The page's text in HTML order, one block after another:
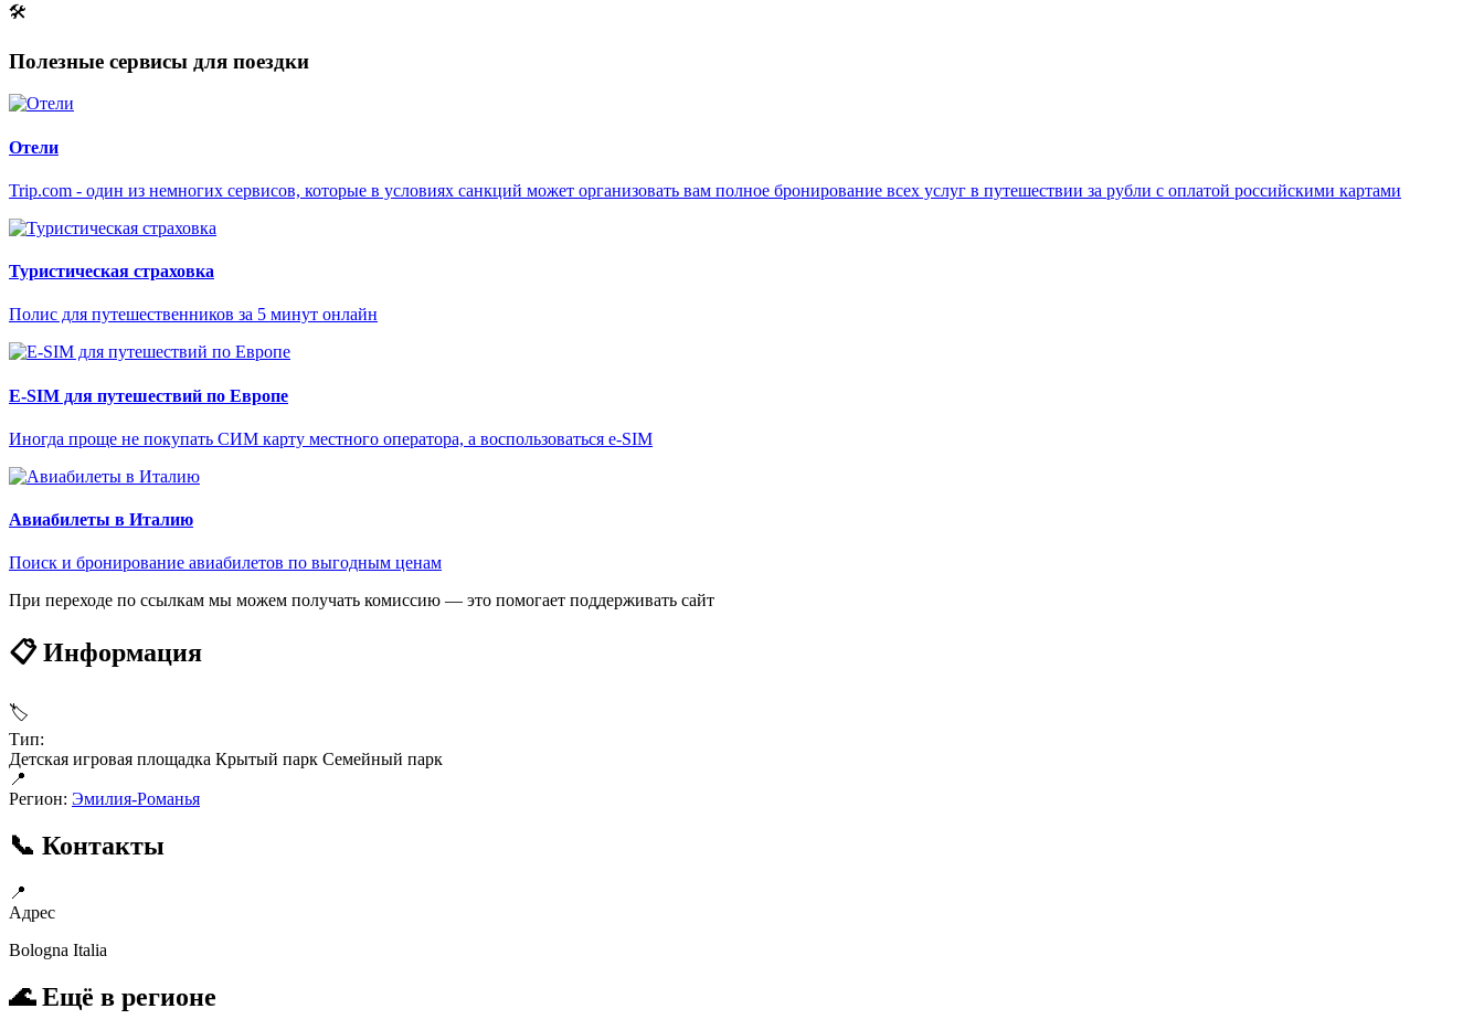
🛠
Полезные сервисы для поездки
Отели
Trip.com - один из немногих сервисов, которые в условиях санкций может организовать вам полное бронирование всех услуг в путешествии за рубли с оплатой российскими картами
Туристическая страховка
Полис для путешественников за 5 минут онлайн
E-SIM для путешествий по Европе
Иногда проще не покупать СИМ карту местного оператора, а воспользоваться e-SIM
Авиабилеты в Италию
Поиск и бронирование авиабилетов по выгодным ценам
При переходе по ссылкам мы можем получать комиссию — это помогает поддерживать сайт
📋 Информация
🏷
Тип:
Детская игровая площадка Крытый парк Семейный парк
📍
Регион: Эмилия-Романья
📞 Контакты
📍
Адрес
Bologna Italia
🌊 Ещё в регионе